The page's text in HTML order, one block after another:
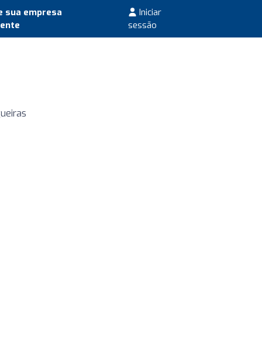
sua empresa
Iniciar
sessão